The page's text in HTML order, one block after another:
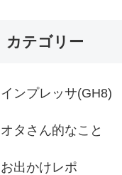
カテゴリー
インプレッサ(GH8)
オタさん的なこと
お出かけレポ